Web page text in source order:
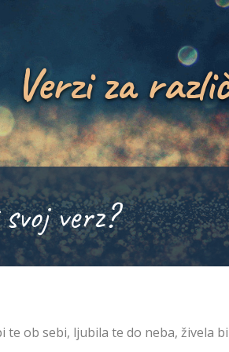
Verzi za
verz?
te ob sebi, ljubila te do neba, živela